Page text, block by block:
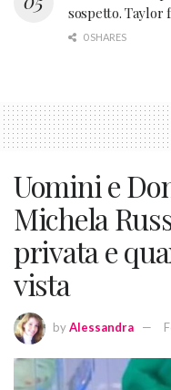
sospetto. Taylor
0 SHARES
Uomini e
Michela
privata e
vista
byAlessandra